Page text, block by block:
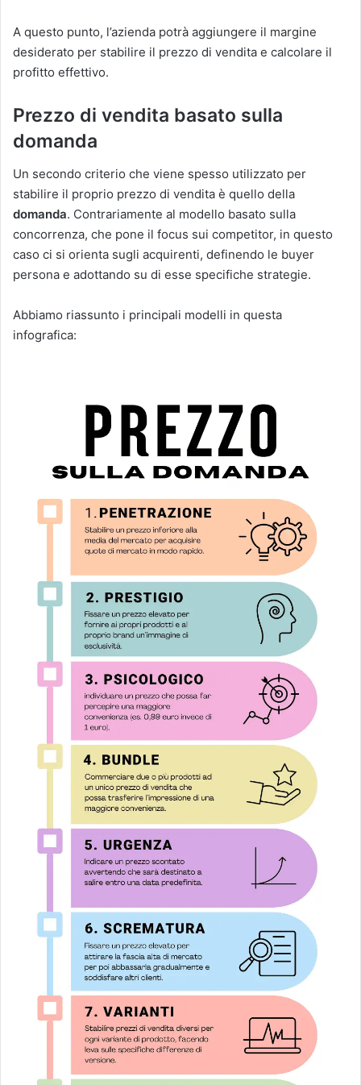
A questo punto, l’azienda potrà aggiungere il margine
desiderato per stabilire il prezzo di vendita e calcolare il
profitto effettivo.
Prezzo di vendita basato sulla
domanda
Un secondo criterio che viene spesso utilizzato per
stabilire il proprio prezzo di vendita è quello della
domanda. Contrariamente al modello basato sulla
concorrenza, che pone il focus sui competitor, in questo
caso ci si orienta sugli acquirenti, definendo le buyer
persona e adottando su di esse specifiche strategie.
Abbiamo riassunto i principali modelli in questa
infografica: